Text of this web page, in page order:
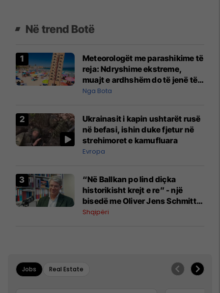
Në trend Botë
Meteorologët me parashikime të
reja: Ndryshime ekstreme,
muajt e ardhshëm do të jenë të
pazakontë
Nga Bota
Ukrainasit i kapin ushtarët rusë
në befasi, ishin duke fjetur në
strehimoret e kamufluara
Evropa
“Në Ballkan po lind diçka
historikisht krejt e re” - një
bisedë me Oliver Jens Schmitt
mbi protestat në Shqipëri dhe të
Shqipëri
Jobs Real Estate